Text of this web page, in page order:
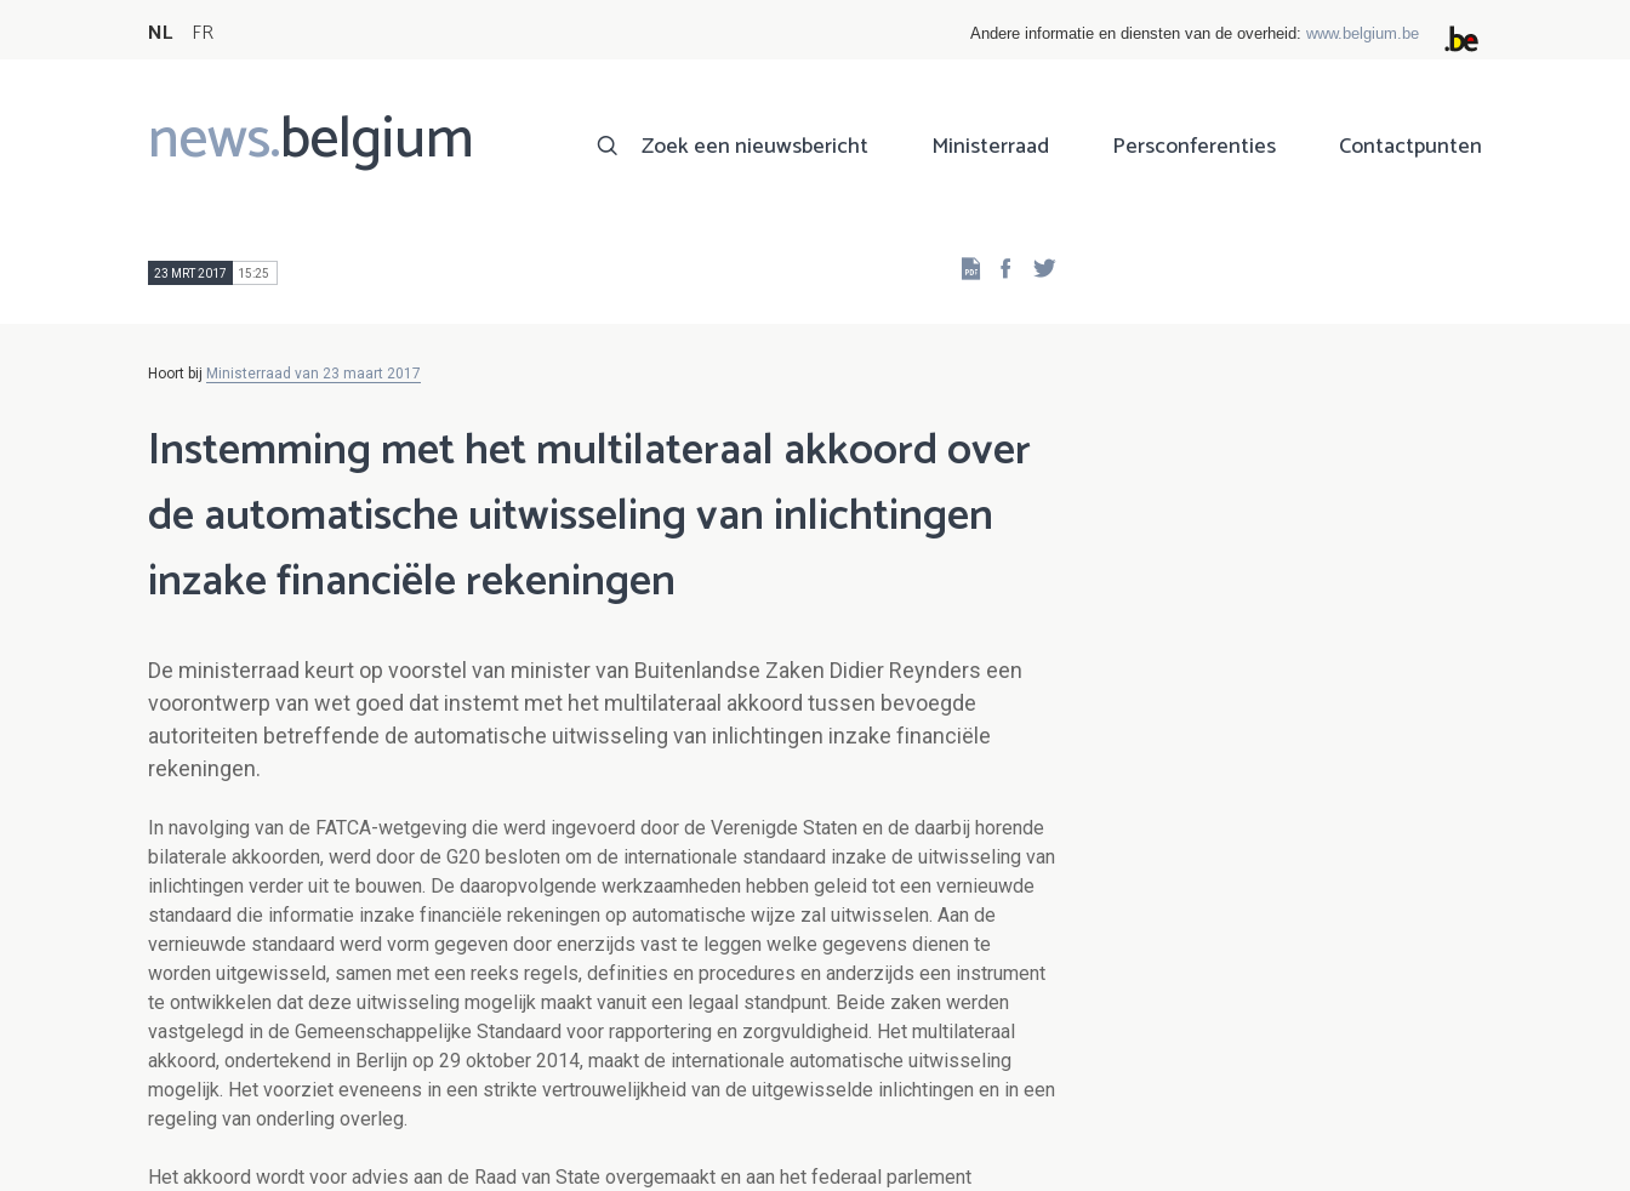
NL FR Andere informatie en diensten van de overheid: www.belgium.be
news.belgium
Main
navigation
Zoek een nieuwsbericht Ministerraad Persconferenties Contactpunten
23 MRT 2017 15:25 Facebook
Hoort bij Ministerraad van 23 maart 2017
Instemming met het multilateraal akkoord over
de automatische uitwisseling van inlichtingen
inzake financiële rekeningen
De ministerraad keurt op voorstel van minister van Buitenlandse Zaken Didier Reynders een
voorontwerp van wet goed dat instemt met het multilateraal akkoord tussen bevoegde
autoriteiten betreffende de automatische uitwisseling van inlichtingen inzake financiële
rekeningen.
In navolging van de FATCA-wetgeving die werd ingevoerd door de Verenigde Staten en de daarbij horende
bilaterale akkoorden, werd door de G20 besloten om de internationale standaard inzake de uitwisseling van
inlichtingen verder uit te bouwen. De daaropvolgende werkzaamheden hebben geleid tot een vernieuwde
standaard die informatie inzake financiële rekeningen op automatische wijze zal uitwisselen. Aan de
vernieuwde standaard werd vorm gegeven door enerzijds vast te leggen welke gegevens dienen te
worden uitgewisseld, samen met een reeks regels, definities en procedures en anderzijds een instrument
te ontwikkelen dat deze uitwisseling mogelijk maakt vanuit een legaal standpunt. Beide zaken werden
vastgelegd in de Gemeenschappelijke Standaard voor rapportering en zorgvuldigheid. Het multilateraal
akkoord, ondertekend in Berlijn op 29 oktober 2014, maakt de internationale automatische uitwisseling
mogelijk. Het voorziet eveneens in een strikte vertrouwelijkheid van de uitgewisselde inlichtingen en in een
regeling van onderling overleg.
Het akkoord wordt voor advies aan de Raad van State overgemaakt en aan het federaal parlement